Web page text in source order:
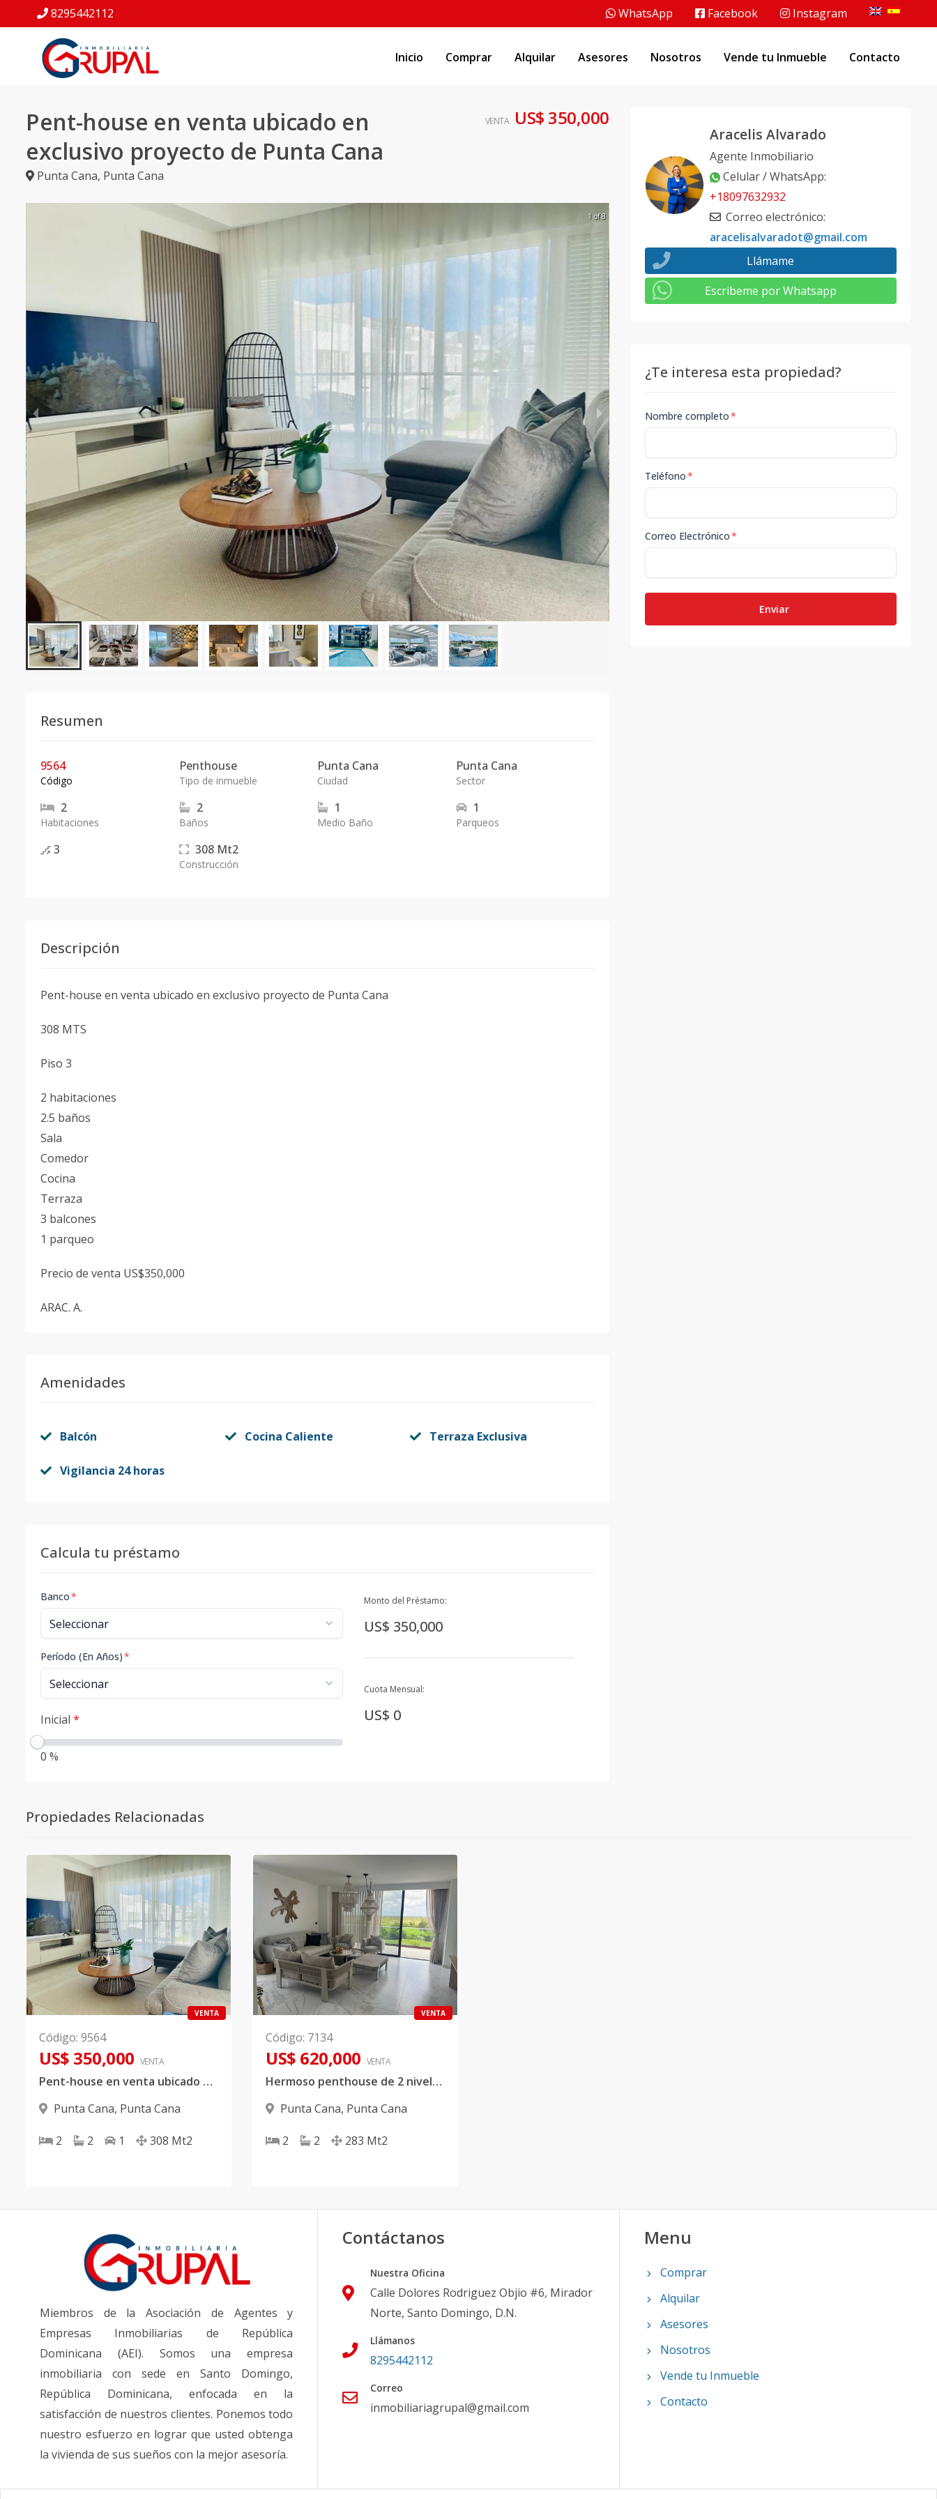
8295442112 WhatsApp Facebook Instagram
Inicio Comprar Alquilar Asesores Nosotros Vende tu Inmueble Contacto
Pent-house en venta ubicado en
exclusivo proyecto de Punta Cana
Punta Cana, Punta Cana
VENTA US$ 350,000
1 of 8
Resumen
9564
Código
Penthouse
Tipo de inmueble
Punta Cana
Ciudad
Punta Cana
Sector
2
Habitaciones
2
Baños
1
Medio Baño
1
Parqueos
3 308 Mt2
Construcción
Descripción
Pent-house en venta ubicado en exclusivo proyecto de Punta Cana
308 MTS
Piso 3
2 habitaciones
2.5 baños
Sala
Comedor
Cocina
Terraza
3 balcones
1 parqueo
Precio de venta US$350,000
ARAC. A.
Amenidades
Balcón Cocina Caliente Terraza Exclusiva
Vigilancia 24 horas
Calcula tu préstamo
Banco*
Período (En Años)*
Inicial *
0 %
Monto del Préstamo:
US$ 350,000
Cuota Mensual:
US$ 0
Aracelis Alvarado
Agente Inmobiliario
Celular / WhatsApp:
+18097632932
Correo electrónico:
aracelisalvaradot@gmail.com
Llámame
Escribeme por Whatsapp
¿Te interesa esta propiedad?
Nombre completo*
Teléfono*
Correo Electrónico*
Enviar
Propiedades Relacionadas
VENTA
Código: 9564
US$ 350,000 VENTA
Pent-house en venta ubicado en exclusivo proyecto de Punta Cana
Punta Cana, Punta Cana
2 2 1 308 Mt2
VENTA
Código: 7134
US$ 620,000 VENTA
Hermoso penthouse de 2 niveles en venta ubicado dentro del complejo de Hard Rock.
Punta Cana, Punta Cana
2 2 283 Mt2
Miembros de la Asociación de Agentes y
Empresas Inmobiliarias de República
Dominicana (AEI). Somos una empresa
inmobiliaria con sede en Santo Domingo,
República Dominicana, enfocada en la
satisfacción de nuestros clientes. Ponemos todo
nuestro esfuerzo en lograr que usted obtenga
la vivienda de sus sueños con la mejor asesoría.
Contáctanos
Nuestra Oficina
Calle Dolores Rodriguez Objio #6, Mirador
Norte, Santo Domingo, D.N.
Llámanos
8295442112
Correo
inmobiliariagrupal@gmail.com
Menu
Comprar
Alquilar
Asesores
Nosotros
Vende tu Inmueble
Contacto